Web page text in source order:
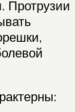
Протрузии